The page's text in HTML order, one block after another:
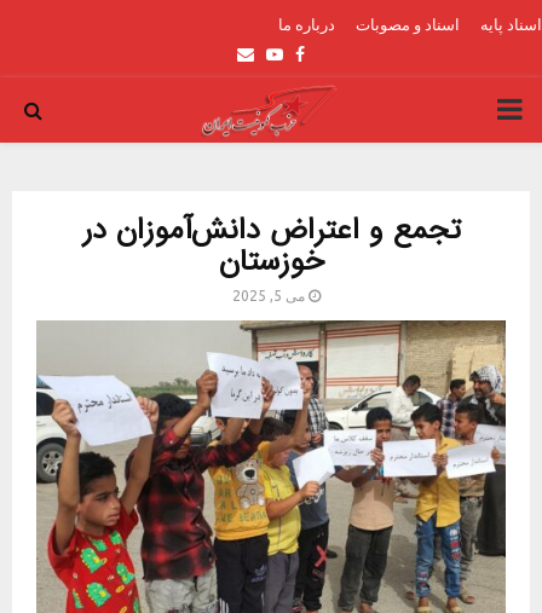
اسناد پایه اسناد و مصوبات درباره ما
Facebook
Youtube
Email
PRIMARY
تجمع و اعتراض دانش‌آموزان در
خوزستان
می 5, 2025